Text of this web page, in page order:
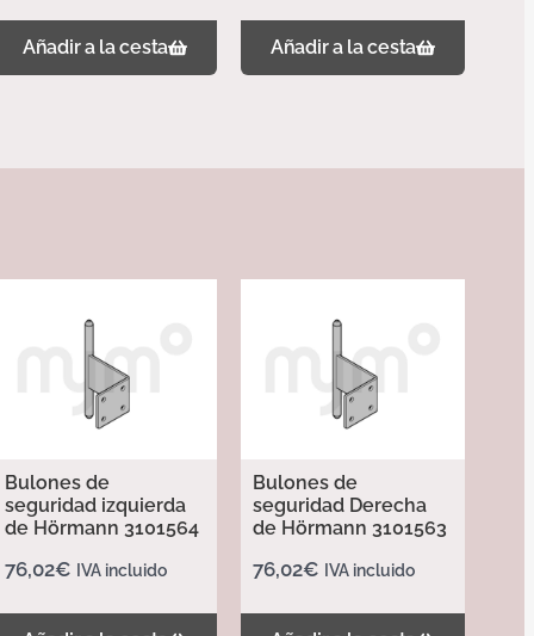
Añadir a la cesta Añadir a la cesta
Bulones de
seguridad izquierda
de Hörmann 3101564
76,02€ IVA incluido
Bulones de
seguridad Derecha
de Hörmann 3101563
76,02€ IVA incluido